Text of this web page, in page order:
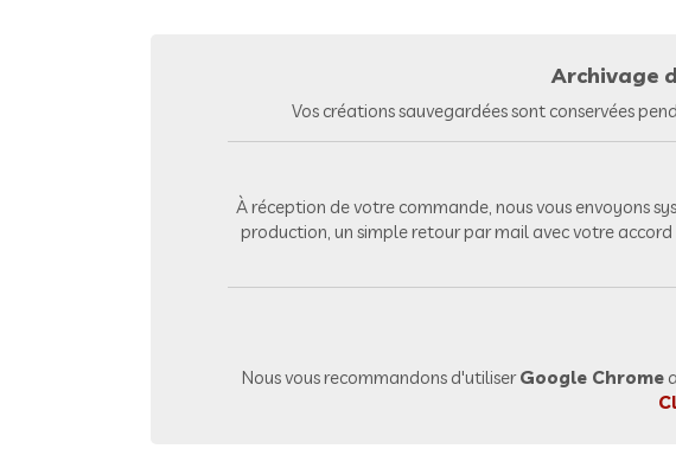
Archivage
Vos créations sauvegardées sont conservées
À réception de votre commande, nous vous envoyons
production, un simple retour par mail avec votre
Nous vous recommandons d'utiliserGoogle Chrome